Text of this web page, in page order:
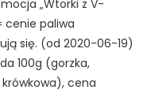
„Wtorki z V-
cenie paliwa
się. (od 2020-06-19)
100g (gorzka,
cena